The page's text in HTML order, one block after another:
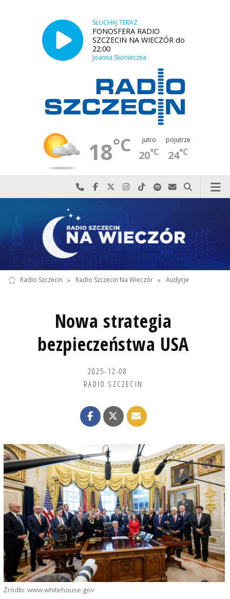
SŁUCHAJ TERAZ
FONOSFERA RADIO
SZCZECIN NA WIECZÓR do
22:00
Joanna Skonieczna
18°C jutro
20°C
pojutrze
24°C
Najlepiej po prostu do nas zadzwoń
Odwiedź nas na Facebook-u
Odwiedź nas na X
Odwiedź nas na Instagram-ie
Odwiedź nas na TikTok-u
Szukaj nas na Spotify
Wyślij do nas
Szukaj
Radio Szczecin » Radio Szczecin Na Wieczór » Audycje
Nowa strategia
bezpieczeństwa USA
2025-12-08
RADIO SZCZECIN
Źródło: www.whitehouse.gov